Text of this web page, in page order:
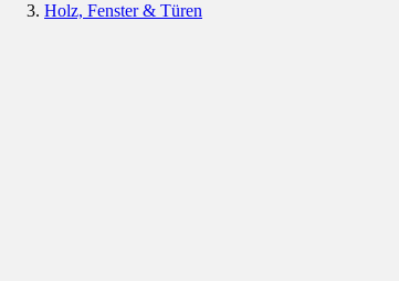
Holz, Fenster & Türen